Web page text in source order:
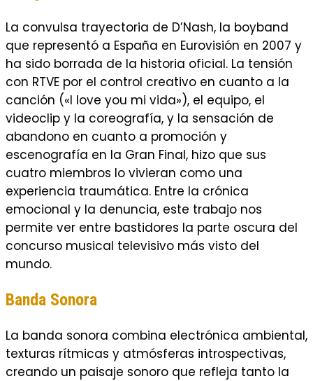
La convulsa trayectoria de D’Nash, la boyband
que representó a España en Eurovisión en 2007 y
ha sido borrada de la historia oficial. La tensión
con RTVE por el control creativo en cuanto a la
canción («I love you mi vida»), el equipo, el
videoclip y la coreografía, y la sensación de
abandono en cuanto a promoción y
escenografía en la Gran Final, hizo que sus
cuatro miembros lo vivieran como una
experiencia traumática. Entre la crónica
emocional y la denuncia, este trabajo nos
permite ver entre bastidores la parte oscura del
concurso musical televisivo más visto del
mundo.
Banda Sonora
La banda sonora combina electrónica ambiental,
texturas rítmicas y atmósferas introspectivas,
creando un paisaje sonoro que refleja tanto la